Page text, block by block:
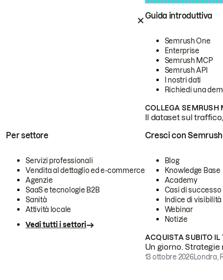
Guida introduttiva
Semrush One
Enterprise
Semrush MCP
Semrush API
I nostri dati
Richiedi una
COLLEGA SEMRUSH
Il dataset sul
Per settore
Servizi professionali
Vendita al dettaglio ed e-commerce
Agenzie
SaaS e tecnologie B2B
Sanità
Attività locale
Vedi tutti i settori
Cresci con Semrush
Blog
Knowledge Base
Academy
Casi di successo
Indice di visibilità
Webinar
Notizie
ACQUISTA SUBITO IL
Un giorno.
13 ottobre 2026Londra,